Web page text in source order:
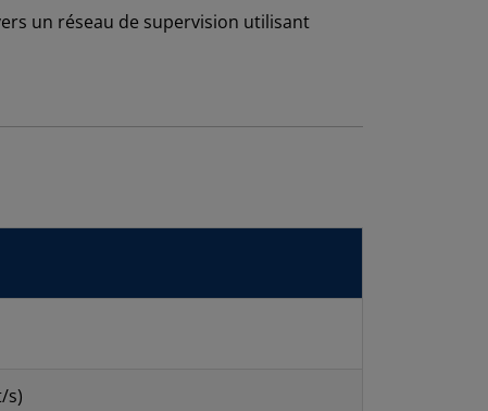
un réseau de supervision utilisant
s)